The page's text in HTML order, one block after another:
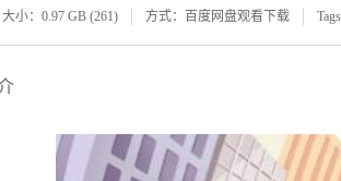
大小：0.97 GB (261) 方式：百度网盘观看下载